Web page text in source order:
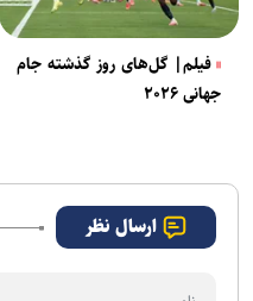
فیلم| گل‌های روز گذشته جام
جهانی ۲۰۲۶
ارسال نظر